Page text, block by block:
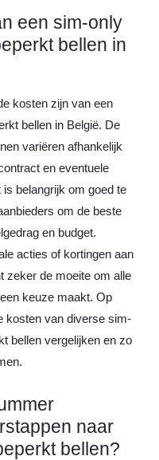
een sim-only
bellen in
kosten zijn van een
bellen in België. De
variëren afhankelijk
en eventuele
is belangrijk om goed te
om de beste
en budget.
acties of kortingen aan
zeker de moeite om alle
keuze maakt. Op
kosten van diverse sim-
bellen vergelijken en zo
naar
bellen?